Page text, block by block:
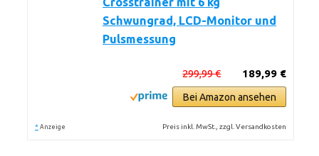
Schwungrad, LCD-Monitor und
Pulsmessung
189,99 €
299,99 €
Bei Amazon ansehen
* Anzeige Preis inkl. MwSt., zzgl. Versandkosten